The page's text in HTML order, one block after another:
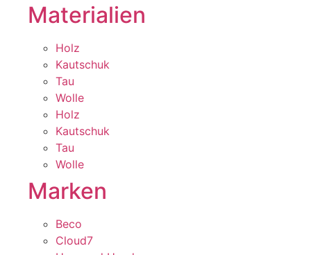
Materialien
Holz
Kautschuk
Tau
Wolle
Holz
Kautschuk
Tau
Wolle
Marken
Beco
Cloud7